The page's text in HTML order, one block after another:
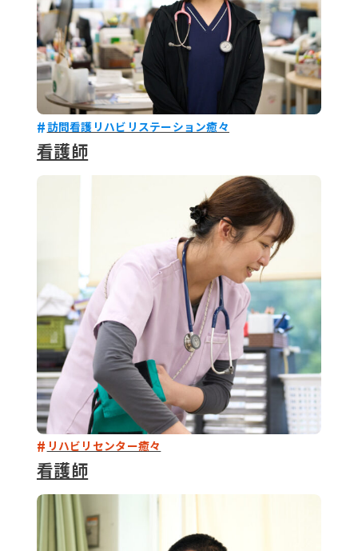
訪問看護リハビリステーション癒々
看護師
リハビリセンター癒々
看護師